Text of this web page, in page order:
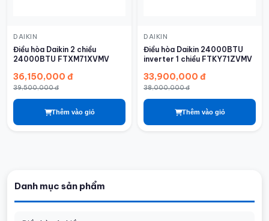
Danh mục sản phẩm
DAIKIN
Điều hòa Daikin 2 chiều
24000BTU FTXM71XVMV
36,150,000 đ
39,500,000 đ
Thêm vào giỏ
DAIKIN
Điều hòa Daikin 24000BTU
inverter 1 chiều FTKY71ZVMV
33,900,000 đ
38,000,000 đ
Thêm vào giỏ